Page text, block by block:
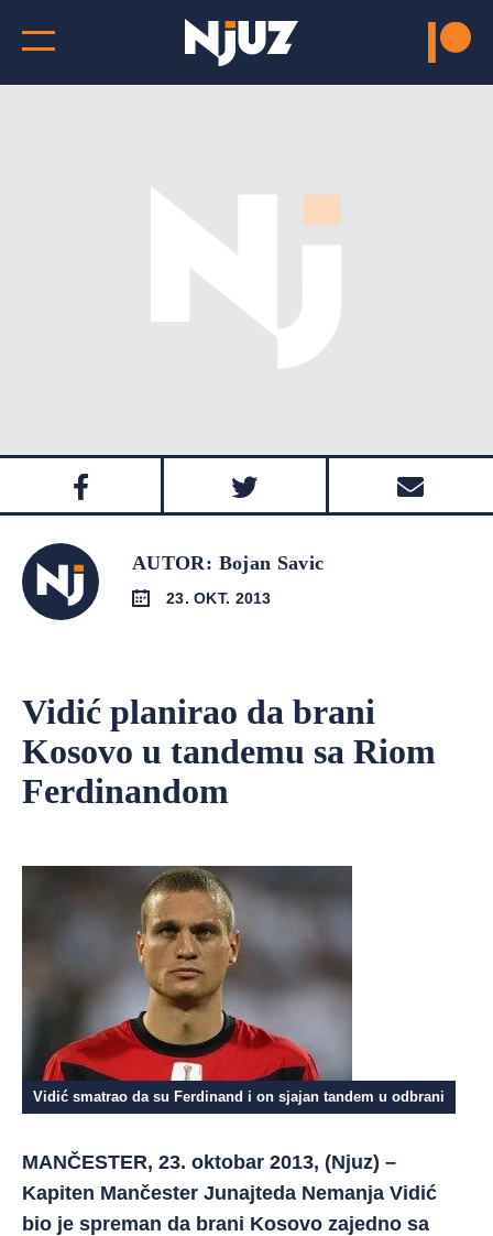
AUTOR: Bojan Savic
23. OKT. 2013
Vidić planirao da brani
Kosovo u tandemu sa Riom
Ferdinandom
Vidić smatrao da su Ferdinand i on sjajan tandem u odbrani
MANČESTER, 23. oktobar 2013, (Njuz) –
Kapiten Mančester Junajteda Nemanja Vidić
bio je spreman da brani Kosovo zajedno sa